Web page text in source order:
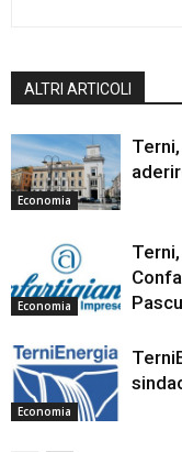
ALTRI ARTICOLI
Economia
Economia
Economia